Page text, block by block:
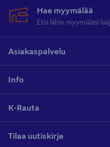
Hae myymälää
Etsi lähin myymäläsi
Asiakaspalvelu
Info
K-Rauta
Tilaa uutiskirje